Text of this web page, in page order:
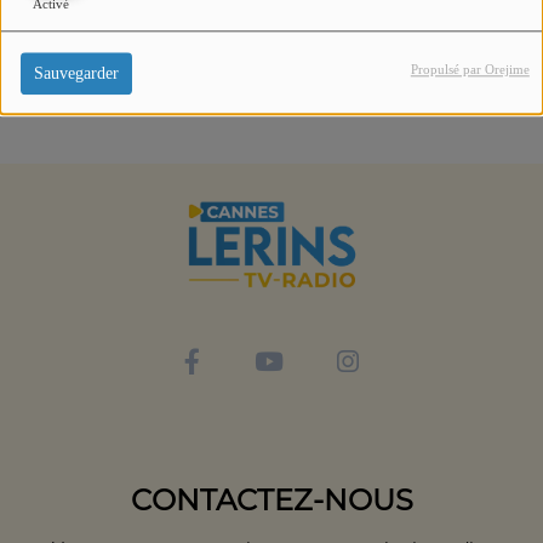
Activé
Sauvegarder Propulsé par Orejime
CONTACTEZ-NOUS